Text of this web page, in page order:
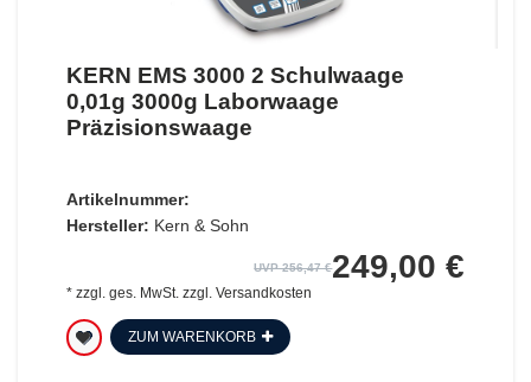
KERN EMS 3000 2 Schulwaage
0,01g 3000g Laborwaage
Präzisionswaage
Artikelnummer:
Hersteller: Kern & Sohn
UVP 256,47 €249,00 €
* zzgl. ges. MwSt.zzgl. Versandkosten
ZUM WARENKORB